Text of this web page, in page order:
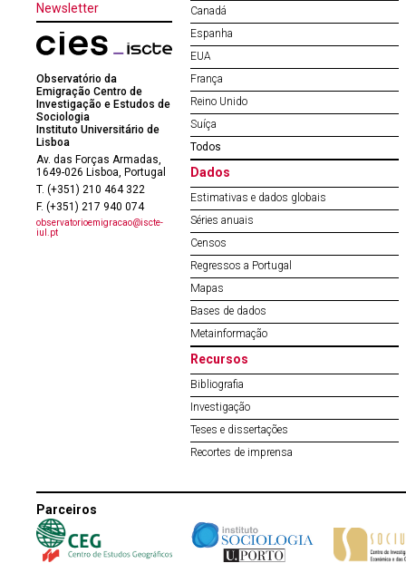
Newsletter
Observatório da
Emigração Centro de
Investigação e Estudos de
Sociologia
Instituto Universitário de
Lisboa
Av. das Forças Armadas,
1649-026 Lisboa, Portugal
T. (+351) 210 464 322
F. (+351) 217 940 074
observatorioemigracao@iscte-
iul.pt
Canadá
Espanha
EUA
França
Reino Unido
Suíça
Todos
Dados
Estimativas e dados globais
Séries anuais
Censos
Regressos a Portugal
Mapas
Bases de dados
Metainformação
Recursos
Bibliografia
Investigação
Teses e dissertações
Recortes de imprensa
Parceiros